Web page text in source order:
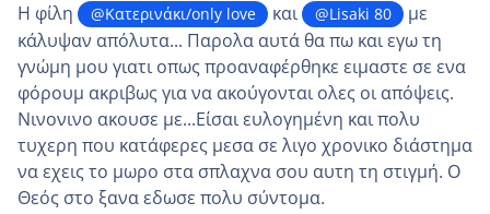
Η φίλη @Κατερινάκι/only love και @Lisaki 80
με
κάλυψαν απόλυτα... Παρολα αυτά θα πω και εγω τη
γνώμη μου γιατι οπως προαναφέρθηκε ειμαστε σε ενα
φόρουμ ακριβως για να ακούγονται ολες οι απόψεις.
Νινονινο ακουσε με...Είσαι ευλογημένη και πολυ
τυχερη που κατάφερες μεσα σε λιγο χρονικο διάστημα
να εχεις το μωρο στα σπλαχνα σου αυτη τη στιγμή. Ο
Θεός στο ξανα εδωσε πολυ σύντομα.